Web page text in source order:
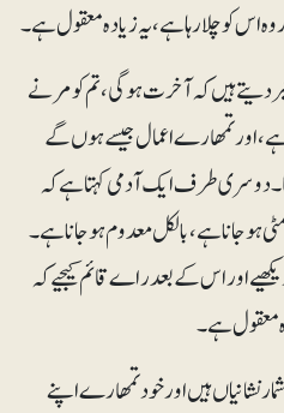
اس کو چلا رہا ہے، یہ زیادہ معقول ہے۔
دیتے ہیں کہ آخرت ہوگی، تم کو مرنے
اور تمھارے اعمال جیسے ہوں گے
دوسری طرف ایک آدمی کہتا ہے کہ
ہوجانا ہے، بالکل معدوم ہوجانا ہے۔
اور اس کے بعد راے قائم کیجیے کہ
معقول ہے۔
نشانیاں ہیں اور خود تمھارے اپنے